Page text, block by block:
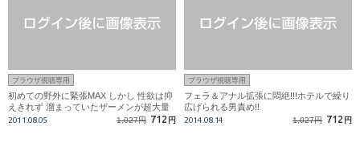
ブラウザ視聴専用
初めての野外に緊張MAX しかし 性欲は抑
えきれず 溜まっていたザーメンが超大量
噴射!!
2011.08.05 1,027円 712 円
ブラウザ視聴専用
フェラ＆アナル拡張に悶絶!!!ホテルで繰り
広げられる男責め!!
2014.08.14 1,027円 712 円